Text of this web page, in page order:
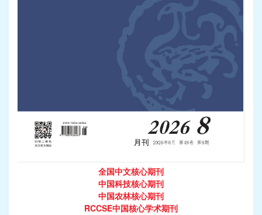
全国中文核心期刊
中国科技核心期刊
中国农林核心期刊
RCCSE中国核心学术期刊